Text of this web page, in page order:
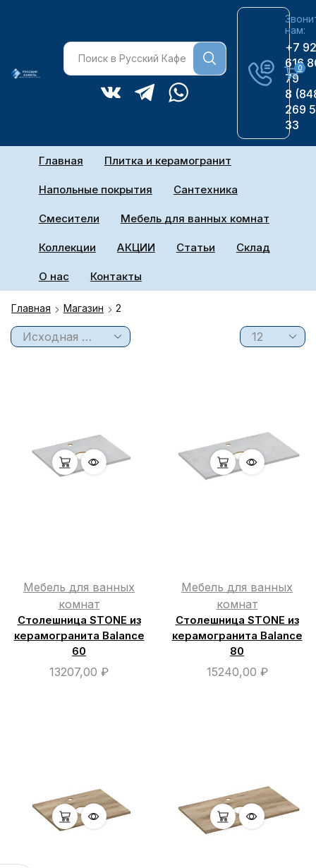
нам:
+7
616
79
8
269
33
0
Главная Плитка и керамогранит
Напольные покрытия Сантехника
Смесители Мебель для ванных комнат
Коллекции АКЦИИ Статьи Склад
О нас Контакты
Главная Магазин 2
Мебель для ванных
комнат
Столешница STONE из
керамогранита Balance
60
13207,00 ₽
Мебель для ванных
комнат
Столешница STONE из
керамогранита Balance
80
15240,00 ₽